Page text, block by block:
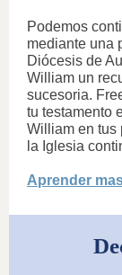
Podemos
mediante una
Diócesis de
William un
sucesoria.
tu testamento
William en tus
la Iglesia
Aprender